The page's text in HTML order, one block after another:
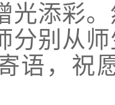
光添彩
分别从
语，祝